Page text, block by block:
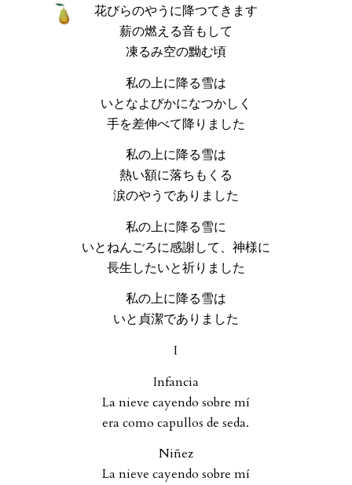
花びらのやうに降つてきます
薪の燃える音もして
凍るみ空の黝む頃
私の上に降る雪は
いとなよびかになつかしく
手を差伸べて降りました
私の上に降る雪は
熱い額に落ちもくる
涙のやうでありました
私の上に降る雪に
いとねんごろに感謝して、神様に
長生したいと祈りました
私の上に降る雪は
いと貞潔でありました
I
Infancia
La nieve cayendo sobre mí
era como capullos de seda.
Niñez
La nieve cayendo sobre mí